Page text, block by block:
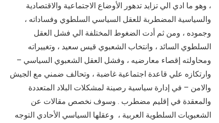
، وهو ما ادي الي تزايد تدهور الأوضاع الاجتماعية والاقتصادية
والسياسية المضطربة للعقل السياسي السلطوي وفساداته ،
وجموده ، ومن ثم أدت الضغوط المختلفة الي فشل العقل
السلطوي السائد ، وانتخاب الشعبوي قيس سعيد ، وتغييراته
ومحاولته إقصاء معارضيه ، وفشل العقل الشعبوي السياسي –
وارتكازه علي قاعدة اجتماعية غاضبة ، وتحالف ضمني مع الجيش
والامن – في إدارة سياسية رصينة لمشكلات البلاد المتعددة
والمعقدة في إقليم مضطرب . وسوف نخصص مقالات عن
الشعبويات السلطوية العربية ، وعقلها السياسي الأحادي التوجه